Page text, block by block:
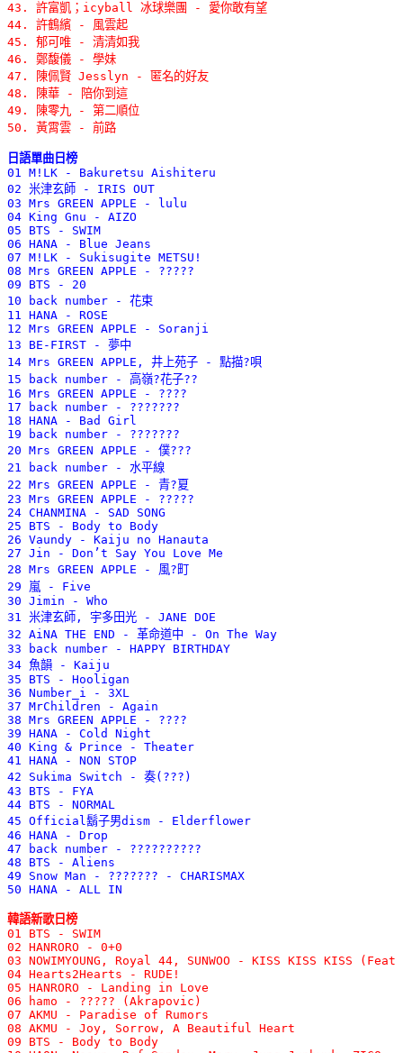
43. 許富凱；icyball 冰球樂團 - 愛你敢有望
44. 許鶴繽 - 風雲起
45. 郁可唯 - 清清如我
46. 鄭馥儀 - 學妹
47. 陳佩賢 Jesslyn - 匿名的好友
48. 陳華 - 陪你到這
49. 陳零九 - 第二順位
50. 黃霄雲 - 前路
日語單曲日榜
01 M!LK - Bakuretsu Aishiteru
02 米津玄師 - IRIS OUT
03 Mrs GREEN APPLE - lulu
04 King Gnu - AIZO
05 BTS - SWIM
06 HANA - Blue Jeans
07 M!LK - Sukisugite METSU!
08 Mrs GREEN APPLE - ?????
09 BTS - 20
10 back number - 花束
11 HANA - ROSE
12 Mrs GREEN APPLE - Soranji
13 BE-FIRST - 夢中
14 Mrs GREEN APPLE, 井上苑子 - 點描?唄
15 back number - 高嶺?花子??
16 Mrs GREEN APPLE - ????
17 back number - ???????
18 HANA - Bad Girl
19 back number - ???????
20 Mrs GREEN APPLE - 僕???
21 back number - 水平線
22 Mrs GREEN APPLE - 青?夏
23 Mrs GREEN APPLE - ?????
24 CHANMINA - SAD SONG
25 BTS - Body to Body
26 Vaundy - Kaiju no Hanauta
27 Jin - Don’t Say You Love Me
28 Mrs GREEN APPLE - 風?町
29 嵐 - Five
30 Jimin - Who
31 米津玄師, 宇多田光 - JANE DOE
32 AiNA THE END - 革命道中 - On The Way
33 back number - HAPPY BIRTHDAY
34 魚韻 - Kaiju
35 BTS - Hooligan
36 Number_i - 3XL
37 MrChildren - Again
38 Mrs GREEN APPLE - ????
39 HANA - Cold Night
40 King & Prince - Theater
41 HANA - NON STOP
42 Sukima Switch - 奏(???)
43 BTS - FYA
44 BTS - NORMAL
45 Official鬍子男dism - Elderflower
46 HANA - Drop
47 back number - ??????????
48 BTS - Aliens
49 Snow Man - ??????? - CHARISMAX
50 HANA - ALL IN
韓語新歌日榜
01 BTS - SWIM
02 HANRORO - 0+0
03 NOWIMYOUNG, Royal 44, SUNWOO - KISS KISS KISS
04 Hearts2Hearts - RUDE!
05 HANRORO - Landing in Love
06 hamo - ????? (Akrapovic)
07 AKMU - Paradise of Rumors
08 AKMU - Joy, Sorrow, A Beautiful Heart
09 BTS - Body to Body